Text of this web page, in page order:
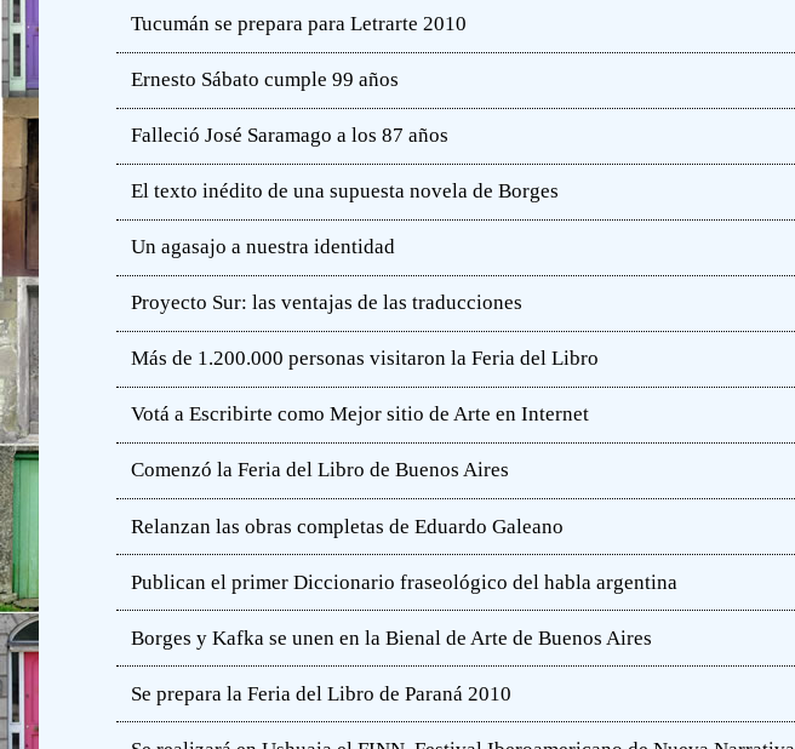
Tucumán se prepara para Letrarte 2010
Ernesto Sábato cumple 99 años
Falleció José Saramago a los 87 años
El texto inédito de una supuesta novela de Borges
Un agasajo a nuestra identidad
Proyecto Sur: las ventajas de las traducciones
Más de 1.200.000 personas visitaron la Feria del Libro
Votá a Escribirte como Mejor sitio de Arte en Internet
Comenzó la Feria del Libro de Buenos Aires
Relanzan las obras completas de Eduardo Galeano
Publican el primer Diccionario fraseológico del habla argentina
Borges y Kafka se unen en la Bienal de Arte de Buenos Aires
Se prepara la Feria del Libro de Paraná 2010